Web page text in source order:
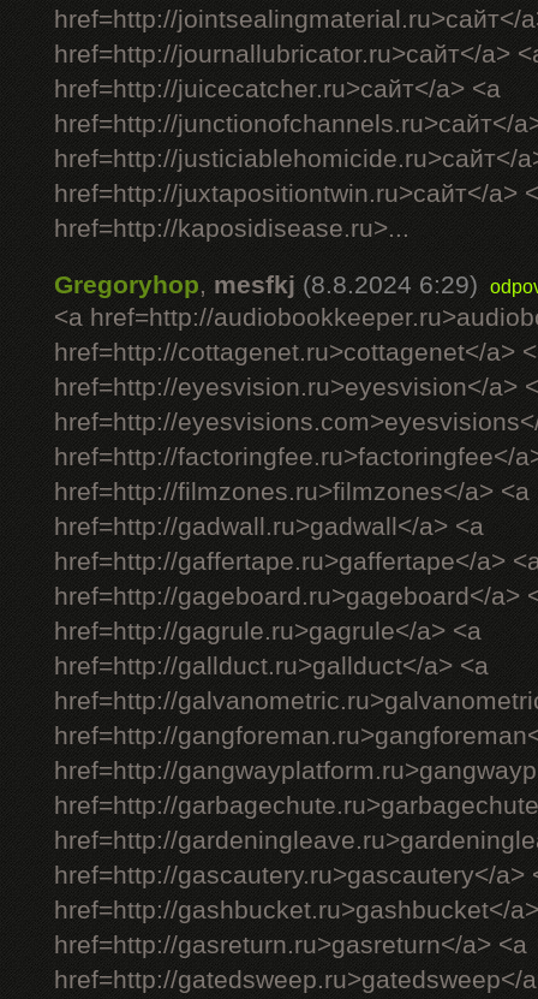
href=http://jointsealingmaterial.ru>сайт</
href=http://journallubricator.ru>сайт</a>
href=http://juicecatcher.ru>сайт</a> <a
href=http://junctionofchannels.ru>сайт</
href=http://justiciablehomicide.ru>сайт</
href=http://juxtapositiontwin.ru>сайт</a>
href=http://kaposidisease.ru>...
Gregoryhop,mesfkj (8.8.2024 6:29)
<a href=http://
href=http://cottagenet.ru>cottagenet</a>
href=http://eyesvision.ru>eyesvision</a>
href=http://
href=http://factoringfee.ru>factoringfee</
href=http://filmzones.ru>filmzones</a> <a
href=http://gadwall.ru>gadwall</a> <a
href=http://gaffertape.ru>gaffertape</a>
href=http://gageboard.ru>gageboard</a>
href=http://gagrule.ru>gagrule</a> <a
href=http://gallduct.ru>gallduct</a> <a
href=http://
href=http://
href=http://
href=http://
href=http://
href=http://gascautery.ru>gascautery</a>
href=http://gashbucket.ru>gashbucket</
href=http://gasreturn.ru>gasreturn</a> <a
href=http://gatedsweep.ru>gatedsweep</